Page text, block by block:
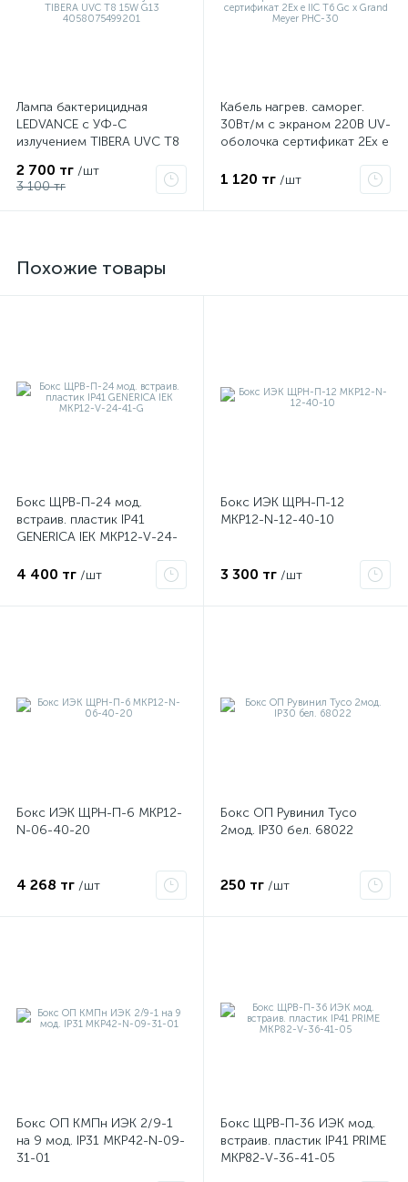
Лампа бактерицидная
LEDVANCE с УФ-С
излучением TIBERA UVC T8
2 700 тг /шт
3 100 тг
Кабель нагрев. саморег.
30Вт/м с экраном 220В UV-
оболочка сертификат 2Ex e
PHC-30
1 120 тг /шт
Похожие товары
Бокс ЩРВ-П-24 мод.
встраив. пластик IP41
GENERICA IEK MKP12-V-24-
4 400 тг /шт
Бокс ИЭК ЩРН-П-12
MKP12-N-12-40-10
3 300 тг /шт
Бокс ИЭК ЩРН-П-6 MKP12-
N-06-40-20
4 268 тг /шт
Бокс ОП Рувинил Тусо
2мод. IP30 бел. 68022
250 тг /шт
Бокс ОП КМПн ИЭК 2/9-1
на 9 мод. IP31 MKP42-N-09-
31-01
Бокс ЩРВ-П-36 ИЭК мод.
встраив. пластик IP41 PRIME
MKP82-V-36-41-05